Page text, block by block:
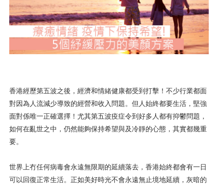
香港經歷第五波之後，經濟和情緒健康都受到打擊！不少行業都面
對因為人流減少導致的經營和收入問題。但人始終都要生活，堅強
面對係唯一正確選擇！尤其第五波疫症令到好多人都有抑鬱問題，
如何在亂世之中，仍然能夠保持希望與及冷靜的心態，其實都幾重
要。
世界上冇任何病毒會永遠無限期的延續落去，香港始終都會有一日
可以回復正常生活。正如美好時光不會永遠無止境地延續，灰暗的